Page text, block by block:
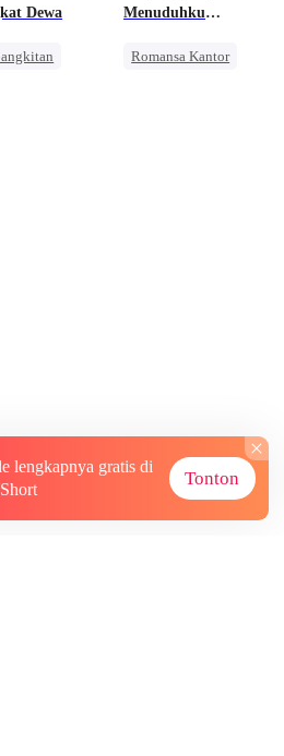
Dewa
Menuduhku
Romansa Kantor
lengkapnya gratis di
Tonton